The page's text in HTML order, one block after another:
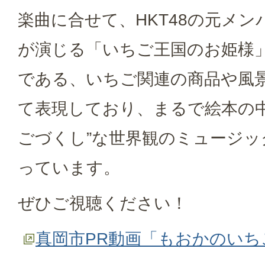
楽曲に合せて、HKT48の元メン
が演じる「いちご王国のお姫様
である、いちご関連の商品や風
て表現しており、まるで絵本の
ごづくし”な世界観のミュージ
っています。
ぜひご視聴ください！
真岡市PR動画「もおかのい